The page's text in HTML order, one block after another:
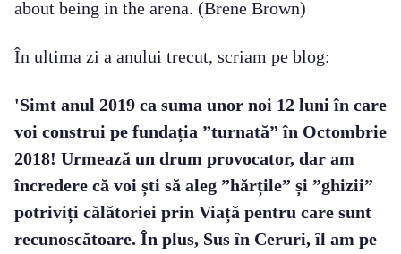
about being in the arena. (Brene Brown)
În ultima zi a anului trecut, scriam pe blog:
'Simt anul 2019 ca suma unor noi 12 luni în care
voi construi pe fundația ”turnată” în Octombrie
2018! Urmează un drum provocator, dar am
încredere că voi ști să aleg ”hărțile” și ”ghizii”
potriviți călătoriei prin Viață pentru care sunt
recunoscătoare. În plus, Sus în Ceruri, îl am pe